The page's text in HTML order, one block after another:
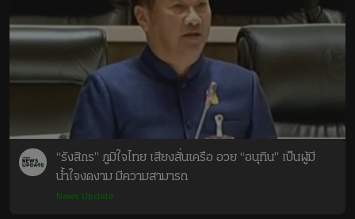
บริเวณซอยศาลาธรรมส
พน์ 58 หน้าโรงเรียนวัด
ปรุณาวาส เป็นเครื่องกั้น
ถนน ชนิดทำงานอัตโนมัติ
ก่อนเข้าสถานีศาลายา
เข้าสถานี จึงไม่มีผู้ได้รับ
บาดเจ็บ
#รถไฟ #ไทยรัฐออนไลน์
“รังสิกร” ภูมิใจไทย เสียงสั่นเครือ อวย “อนุทิน” เป็นผู้มี
น้ำใจงดงาม มีความสามารถ
News Update